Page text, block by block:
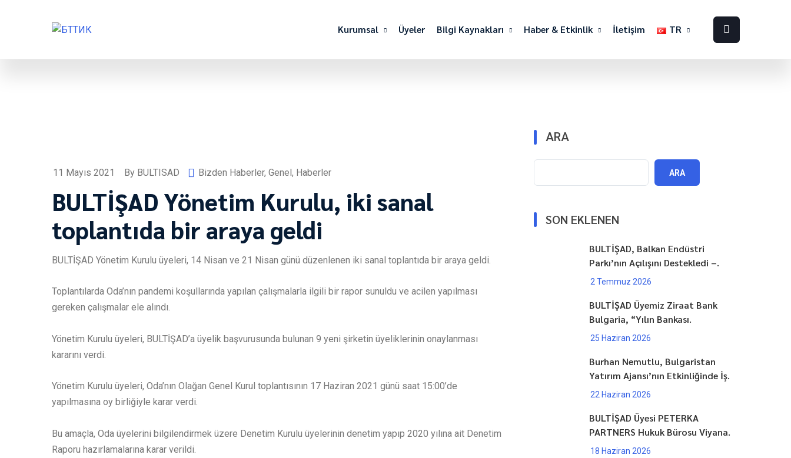
Kurumsal Üyeler Bilgi Kaynakları Haber & Etkinlik İletişim TR
11 Mayıs 2021 By BULTISAD Bizden Haberler, Genel, Haberler
BULTİŞAD Yönetim Kurulu, iki sanal
toplantıda bir araya geldi
BULTİŞAD Yönetim Kurulu üyeleri, 14 Nisan ve 21 Nisan günü düzenlenen iki sanal toplantıda bir araya geldi.
Toplantılarda Oda’nın pandemi koşullarında yapılan çalışmalarla ilgili bir rapor sunuldu ve acilen yapılması
gereken çalışmalar ele alındı.
Yönetim Kurulu üyeleri, BULTİŞAD’a üyelik başvurusunda bulunan 9 yeni şirketin üyeliklerinin onaylanması
kararını verdi.
Yönetim Kurulu üyeleri, Oda’nın Olağan Genel Kurul toplantısının 17 Haziran 2021 günü saat 15:00’de
yapılmasına oy birliğiyle karar verdi.
Bu amaçla, Oda üyelerini bilgilendirmek üzere Denetim Kurulu üyelerinin denetim yapıp 2020 yılına ait Denetim
Raporu hazırlamalarına karar verildi.
ARA
ARA
SON EKLENEN
BULTİŞAD, Balkan Endüstri
Parkı’nın Açılışını Destekledi –.
2 Temmuz 2026
BULTİŞAD Üyemiz Ziraat Bank
Bulgaria, “Yılın Bankası.
25 Haziran 2026
Burhan Nemutlu, Bulgaristan
Yatırım Ajansı’nın Etkinliğinde İş.
22 Haziran 2026
BULTİŞAD Üyesi PETERKA
PARTNERS Hukuk Bürosu Viyana.
18 Haziran 2026